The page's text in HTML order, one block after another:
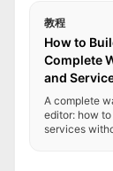
教程
How to
Complete
and
A complete
editor: how
services